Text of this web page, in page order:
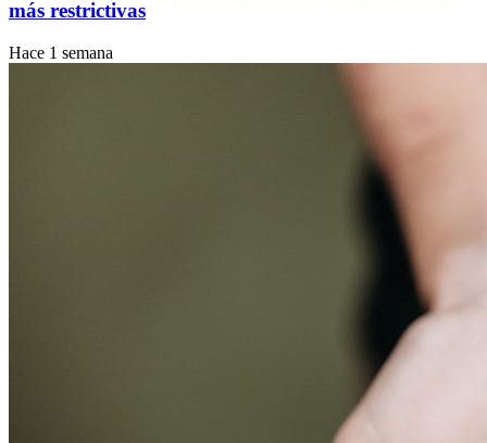
más restrictivas
Hace 1 semana